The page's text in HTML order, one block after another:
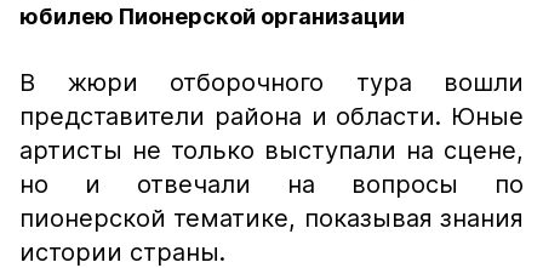
юбилею Пионерской организации
В жюри отборочного тура вошли
представители района и области. Юные
артисты не только выступали на сцене,
но и отвечали на вопросы по
пионерской тематике, показывая знания
истории страны.